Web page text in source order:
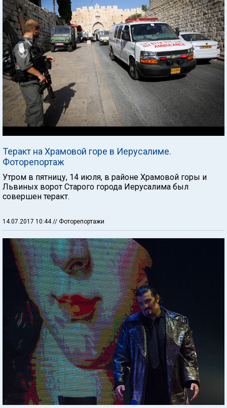
Теракт на Храмовой горе в Иерусалиме.
Фоторепортаж
Утром в пятницу, 14 июля, в районе Храмовой горы и
Львиных ворот Старого города Иерусалима был
совершен теракт.
14.07.2017 10:44// Фоторепортажи